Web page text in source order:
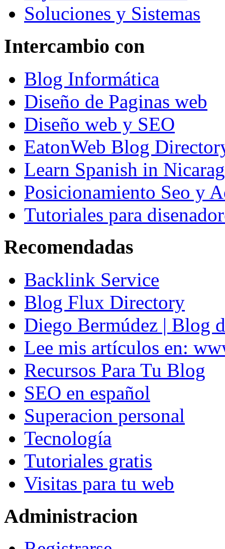
Soluciones y Sistemas
Intercambio con
Blog Informática
Diseño de Paginas web
Diseño web y SEO
EatonWeb Blog
Learn Spanish in
Posicionamiento Seo y
Tutoriales para
Recomendadas
Backlink Service
Blog Flux Directory
Diego Bermúdez | Blog
Lee mis artículos en:
Recursos Para Tu Blog
SEO en español
Superacion personal
Tecnología
Tutoriales gratis
Visitas para tu web
Administracion